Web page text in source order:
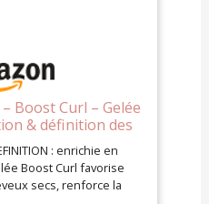
Boost Curl – Gelée
& définition des
ondulés, bouclés et
naturelle – 250 ml
: enrichie en
Boost Curl favorise
secs, renforce la